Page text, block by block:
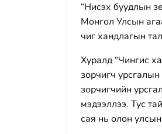
“Нисэх буудлын
Монгол Улсын
чиг хандлагын
Хуралд “Чингис
зорчигч
зорчигчийн
мэдээллээ. Тус
сая нь олон